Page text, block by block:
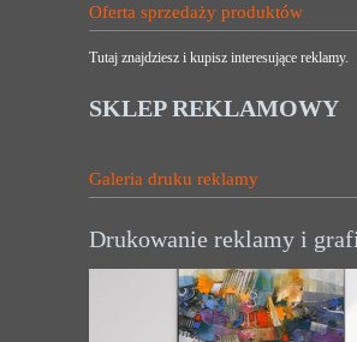
Oferta sprzedaży produktów
Tutaj znajdziesz i kupisz interesujące reklamy.
SKLEP REKLAMOWY
Galeria druku reklamy
Drukowanie reklamy i